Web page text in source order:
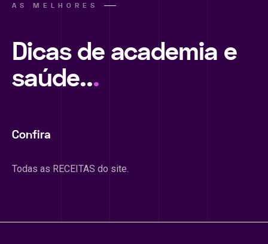
AS MELHORES
Dicas de academia e
saúde...
Confira
Todas as RECEITAS do site.